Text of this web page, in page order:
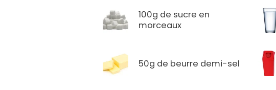
100g de sucre en
morceaux
50g de beurre demi-sel